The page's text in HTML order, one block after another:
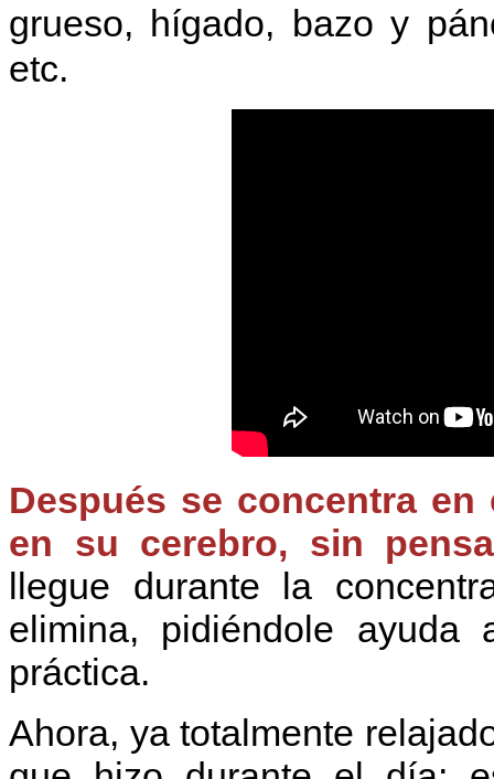
grueso, hígado, bazo y
etc.
Después se concentra
en su cerebro, sin
llegue durante la
elimina, pidiéndole
práctica.
Ahora, ya totalmente